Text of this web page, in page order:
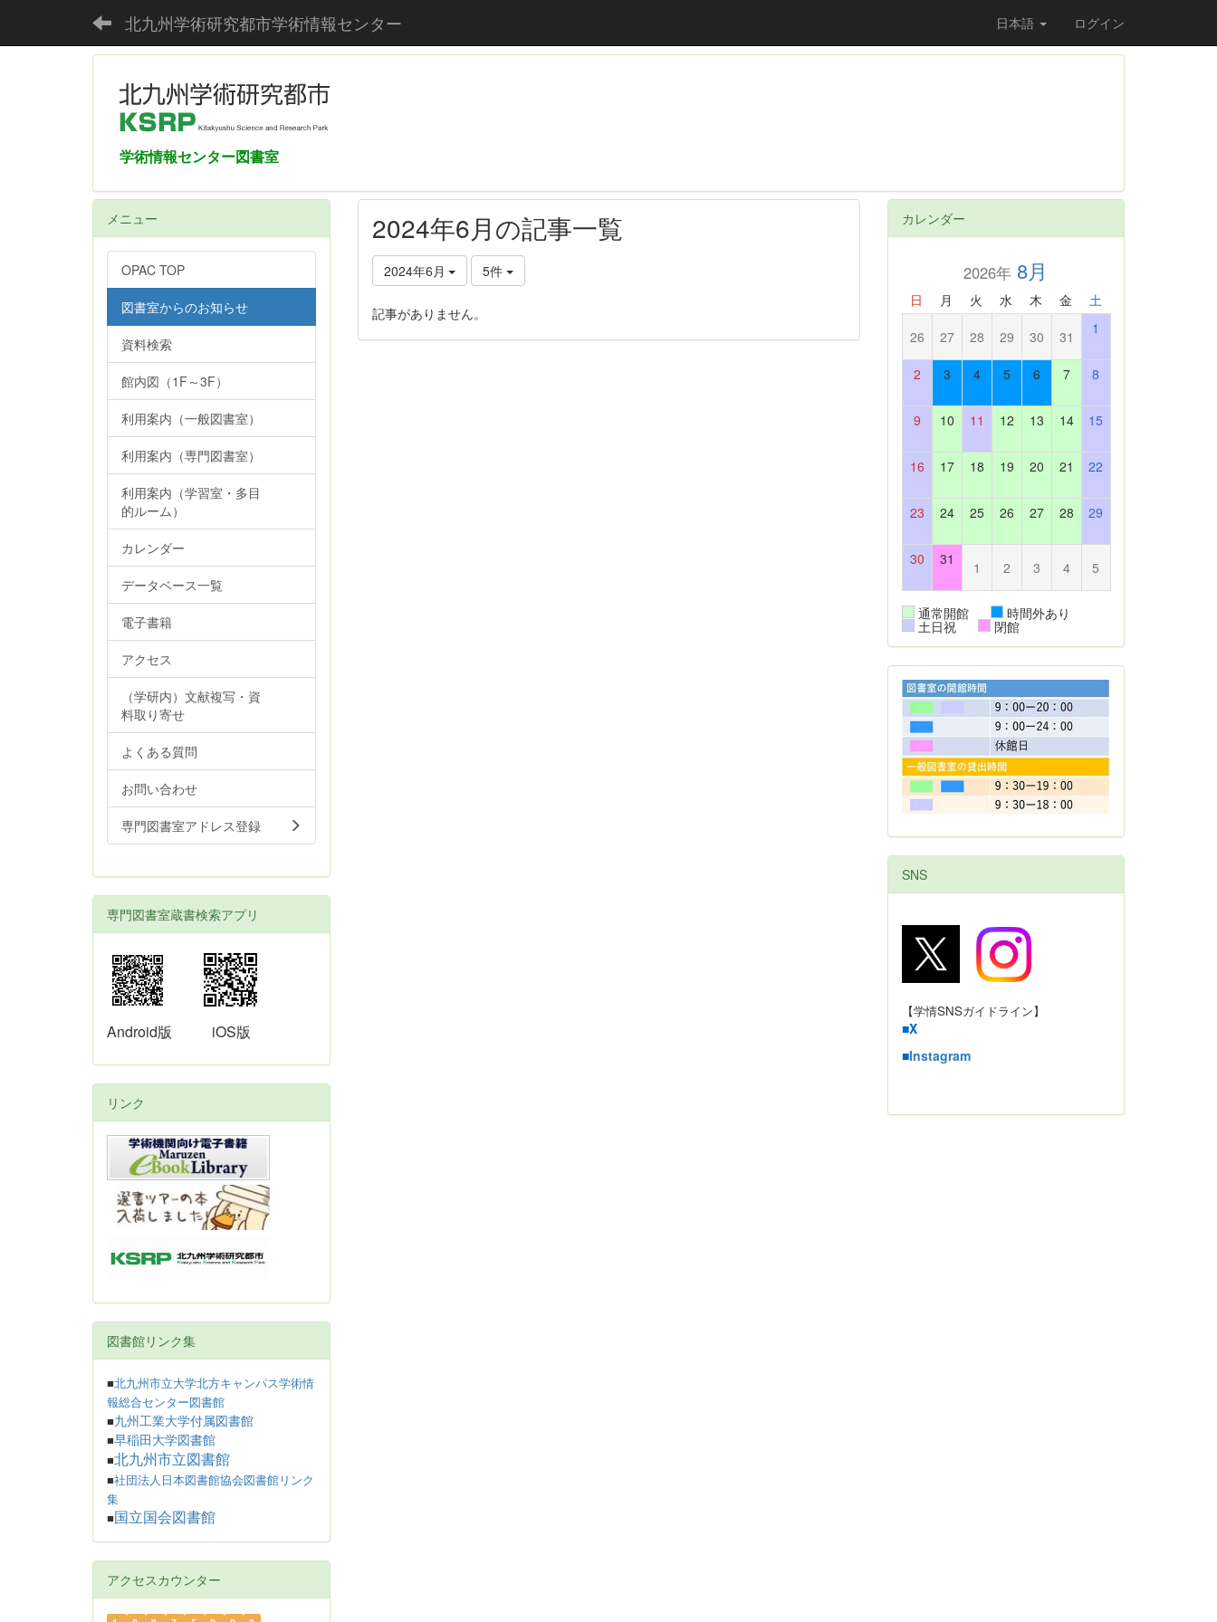
北九州学術研究都市学術情報センター 日本語 ログイン
学術情報センター図書室
2024年6月の記事一覧
2024年6月 5件
記事がありません。
メニュー
OPAC TOP
図書室からのお知らせ
資料検索
館内図（1F～3F）
利用案内（一般図書室）
利用案内（専門図書室）
利用案内（学習室・多目
的ルーム）
カレンダー
データベース一覧
電子書籍
アクセス
（学研内）文献複写・資
料取り寄せ
よくある質問
お問い合わせ
専門図書室アドレス登録
専門図書室蔵書検索アプリ
Android版 iOS版
リンク
図書館リンク集
■北九州市立大学北方キャンパス学術情
報総合センター図書館
■九州工業大学付属図書館
■早稲田大学図書館
■北九州市立図書館
■社団法人日本図書館協会図書館リンク
集
■ 国立国会図書館
アクセスカウンター
カレンダー
2026年 8月
日 月 火 水 木 金 土
26 27 28 29 30 31 1
2 3 4 5 6 7 8
9 10 11 12 13 14 15
16 17 18 19 20 21 22
23 24 25 26 27 28 29
30 31 1 2 3 4 5
通常開館 時間外あり
土日祝 閉館
SNS
【学情SNSガイドライン】
■X
■Instagram